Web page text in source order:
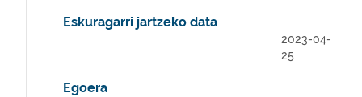
Eskuragarri jartzeko data
2023-04-
25
Egoera